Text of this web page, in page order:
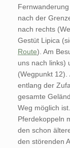
nach der
nach rechts
Gestüt Lipica
Route). Am
uns nach links)
(Wegpunkt 12).
entlang der
gesamte
Weg möglich
Pferdekoppeln
den schon
den störenden